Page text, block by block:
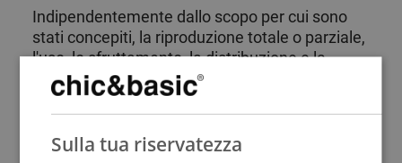
Indipendentemente dallo scopo per cui sono
stati concepiti, la riproduzione totale o parziale,
l'uso, lo sfruttamento, la distribuzione e la
commercializzazione richiedono in ogni caso la
previa autorizzazione scritta del fornitore.
Qualsiasi utilizzo non preventivamente
autorizzato dal fornitore sarà considerato una
SPANISH
Sulla tua riservatezza